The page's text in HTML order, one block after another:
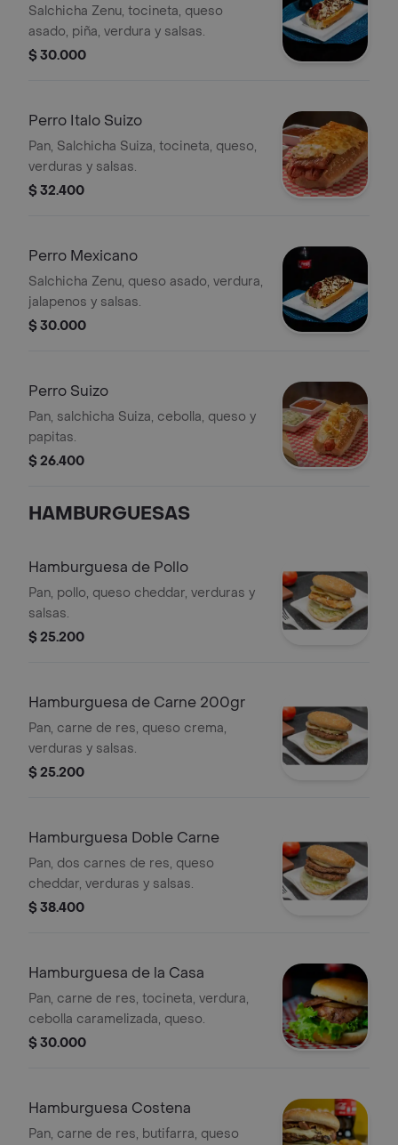
Salchicha Zenu, tocineta, queso
asado, piña, verdura y salsas.
$ 30.000
Perro Italo Suizo
Pan, Salchicha Suiza, tocineta, queso,
verduras y salsas.
$ 32.400
Perro Mexicano
Salchicha Zenu, queso asado, verdura,
jalapenos y salsas.
$ 30.000
Perro Suizo
Pan, salchicha Suiza, cebolla, queso y
papitas.
$ 26.400
HAMBURGUESAS
Hamburguesa de Pollo
Pan, pollo, queso cheddar, verduras y
salsas.
$ 25.200
Hamburguesa de Carne 200gr
Pan, carne de res, queso crema,
verduras y salsas.
$ 25.200
Hamburguesa Doble Carne
Pan, dos carnes de res, queso
cheddar, verduras y salsas.
$ 38.400
Hamburguesa de la Casa
Pan, carne de res, tocineta, verdura,
cebolla caramelizada, queso.
$ 30.000
Hamburguesa Costena
Pan, carne de res, butifarra, queso